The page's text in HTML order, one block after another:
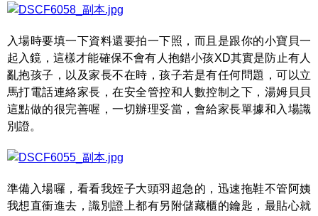
入場時要填一下資料還要拍一下照，而且是跟你的小寶貝一
起入鏡，這樣才能確保不會有人抱錯小孩XD其實是防止有人
亂抱孩子，以及家長不在時，孩子若是有任何問題，可以立
馬打電話連絡家長，在安全管控和人數控制之下，湯姆貝貝
這點做的很完善喔，一切辦理妥當，會給家長單據和入場識
別證。
準備入場囉，看看我姪子大頭羽超急的，迅速拖鞋不管阿姨
我想直衝進去，識別證上都有另附儲藏櫃的鑰匙，最貼心就